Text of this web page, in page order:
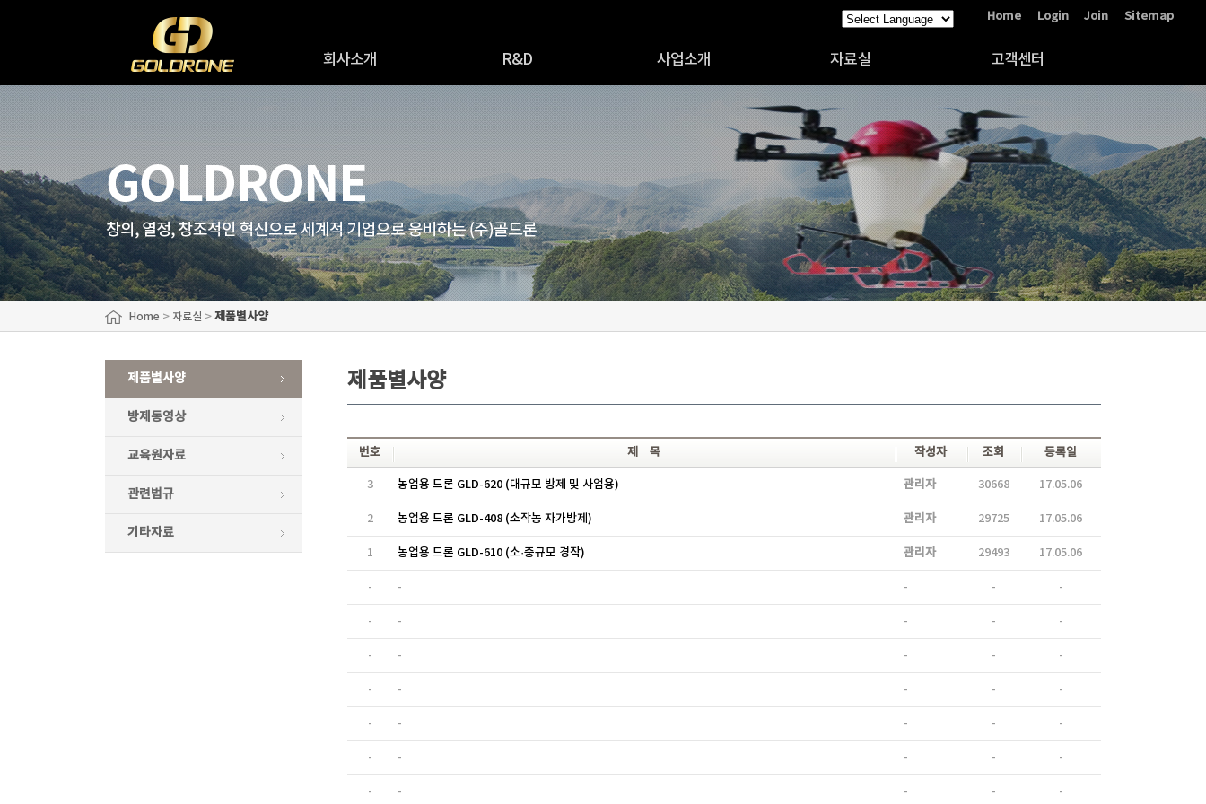
회사소개
오시는길
R&D 사업소개
추진사업개요
조종자격교육원
드론면허취득신청
자료실
제품별사양
방제동영상
교육원자료
관련법규
기타자료
고객센터
보도 및 뉴스
포토갤러리
홍보동영상
Q&A
Home Login Join Sitemap
Home > 자료실 >제품별사양
제품별사양
방제동영상
교육원자료
관련법규
기타자료
제품별사양
번호 제 목 작성자 조회 등록일
3 농업용 드론 GLD-620 (대규모 방제 및 사업용) 관리자 30668 17.05.06
2 농업용 드론 GLD-408 (소작농 자가방제) 관리자 29725 17.05.06
1 농업용 드론 GLD-610 (소·중규모 경작) 관리자 29493 17.05.06
- - - - -
- - - - -
- - - - -
- - - - -
- - - - -
- - - - -
- - - - -